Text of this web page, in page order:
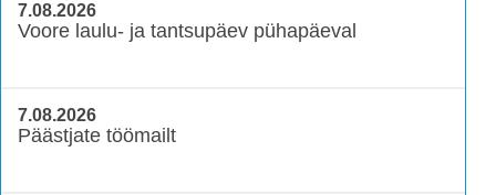
7.08.2026
Voore laulu- ja tantsupäev pühapäeval
7.08.2026
Päästjate töömailt